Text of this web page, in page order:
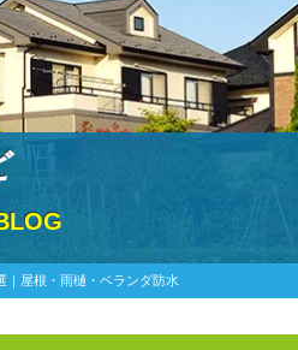
｜屋根・雨樋・ベランダ防水